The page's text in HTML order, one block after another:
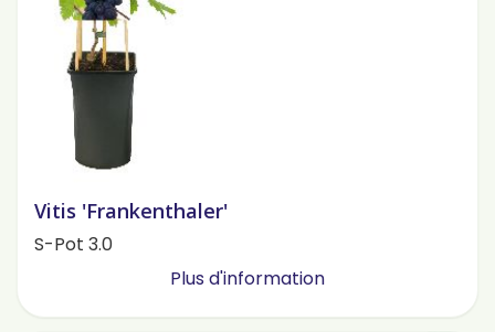
Vitis 'Frankenthaler'
S-Pot 3.0
Plus d'information